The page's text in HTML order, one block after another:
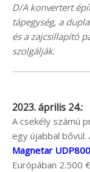
D/A konvertert
tápegység, a
és a zajcsillapító
szolgálják.
2023. április 24.:
A csekély számú
egy újabbal
Magnetar UDP800
Európában 2.500